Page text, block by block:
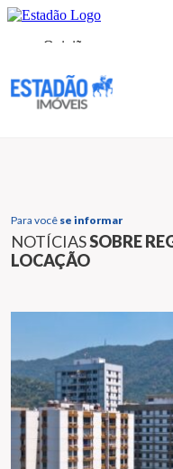
Para você se informar
NOTÍCIASSOBRE
LOCAÇÃO